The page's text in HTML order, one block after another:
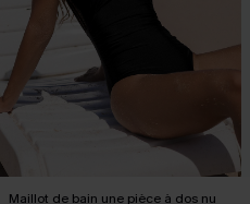
Maillot de bain une pièce à dos nu